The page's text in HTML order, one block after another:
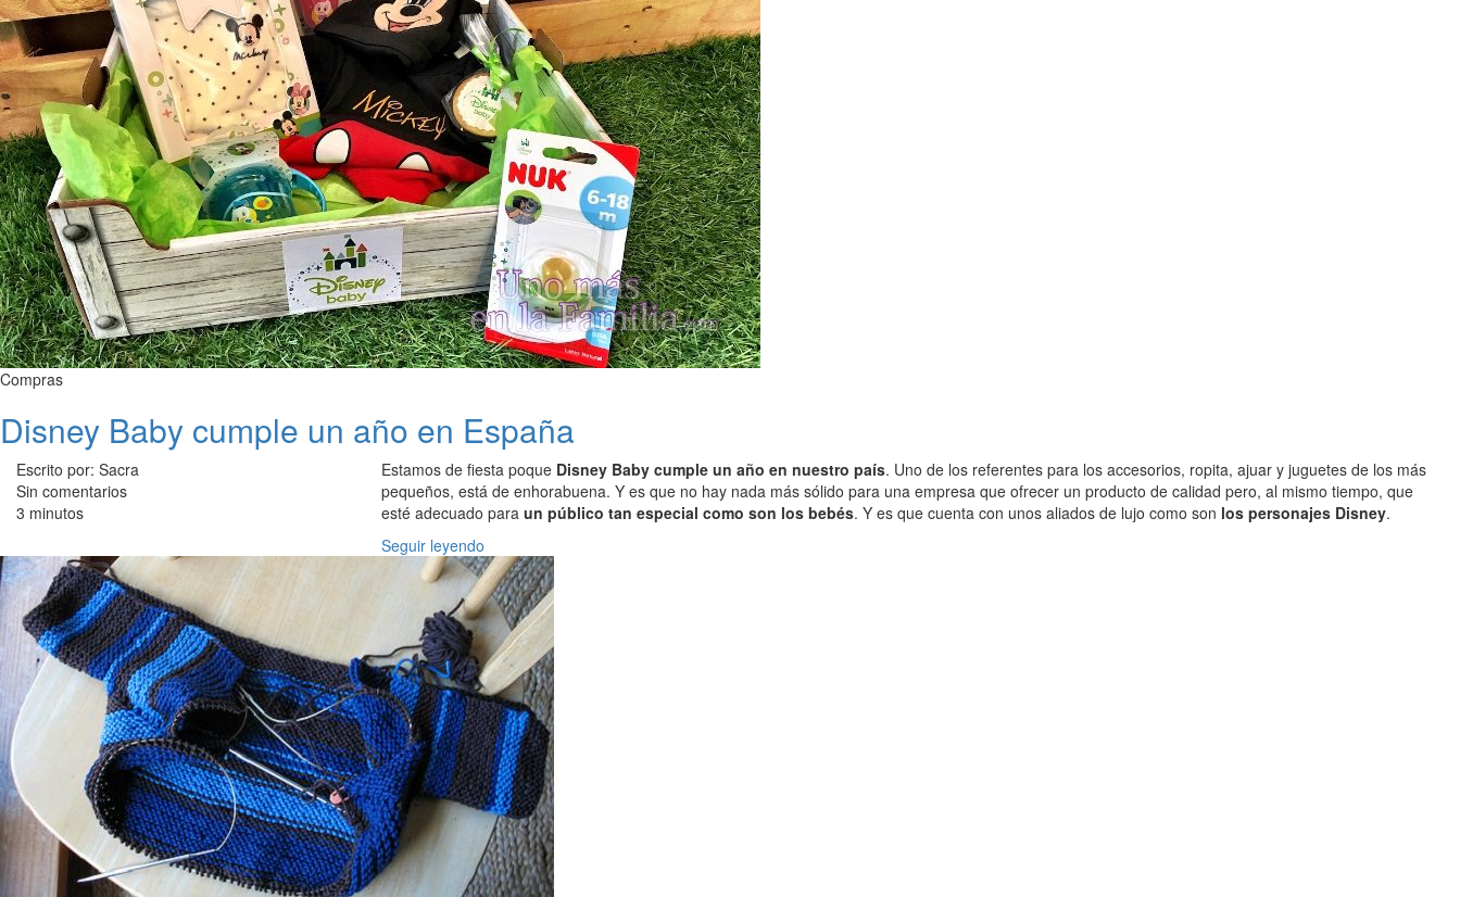
Compras
Disney Baby cumple un año en España
Escrito por: Sacra
Sin comentarios
3 minutos
Estamos de fiesta poque Disney Baby cumple un año en nuestro país. Uno de los referentes para los accesorios, ropita, ajuar y juguetes de los más
pequeños, está de enhorabuena. Y es que no hay nada más sólido para una empresa que ofrecer un producto de calidad pero, al mismo tiempo, que
esté adecuado para un público tan especial como son los bebés. Y es que cuenta con unos aliados de lujo como son los personajes Disney.
Seguir leyendo